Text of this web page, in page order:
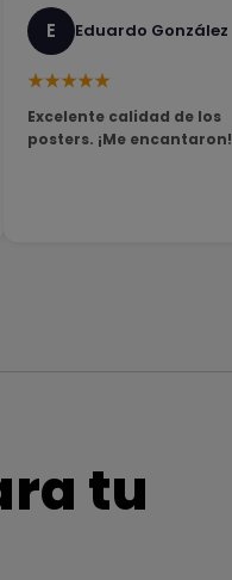
E Eduardo González
★★★★★
Excelente calidad de los
posters. ¡Me encantaron!
tu